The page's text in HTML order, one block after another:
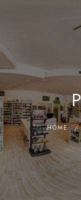
HOME